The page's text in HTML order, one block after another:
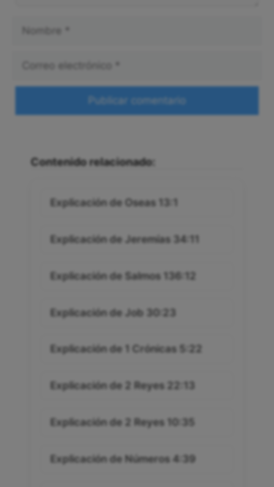
Contenido relacionado:
Explicación de Oseas 13:1
Explicación de Jeremías 34:11
Explicación de Salmos 136:12
Explicación de Job 30:23
Explicación de 1 Crónicas 5:22
Explicación de 2 Reyes 22:13
Explicación de 2 Reyes 10:35
Explicación de Números 4:39